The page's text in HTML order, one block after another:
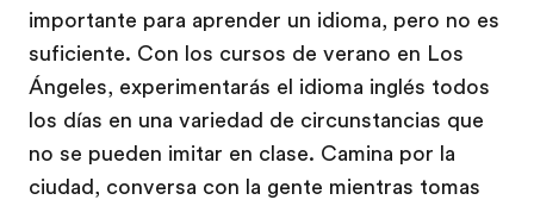
importante para aprender un idioma, pero no es
suficiente. Con los cursos de verano en Los
Ángeles, experimentarás el idioma inglés todos
los días en una variedad de circunstancias que
no se pueden imitar en clase. Camina por la
ciudad, conversa con la gente mientras tomas